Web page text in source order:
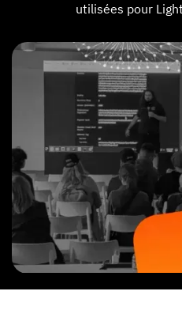
utilisées pour